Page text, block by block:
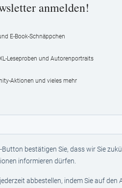
anmelden!
E-Book-Schnäppchen
Leseproben und Autorenportraits
Aktionen und vieles mehr
bestätigen Sie, dass wir Sie
informieren dürfen.
abbestellen, indem Sie auf den